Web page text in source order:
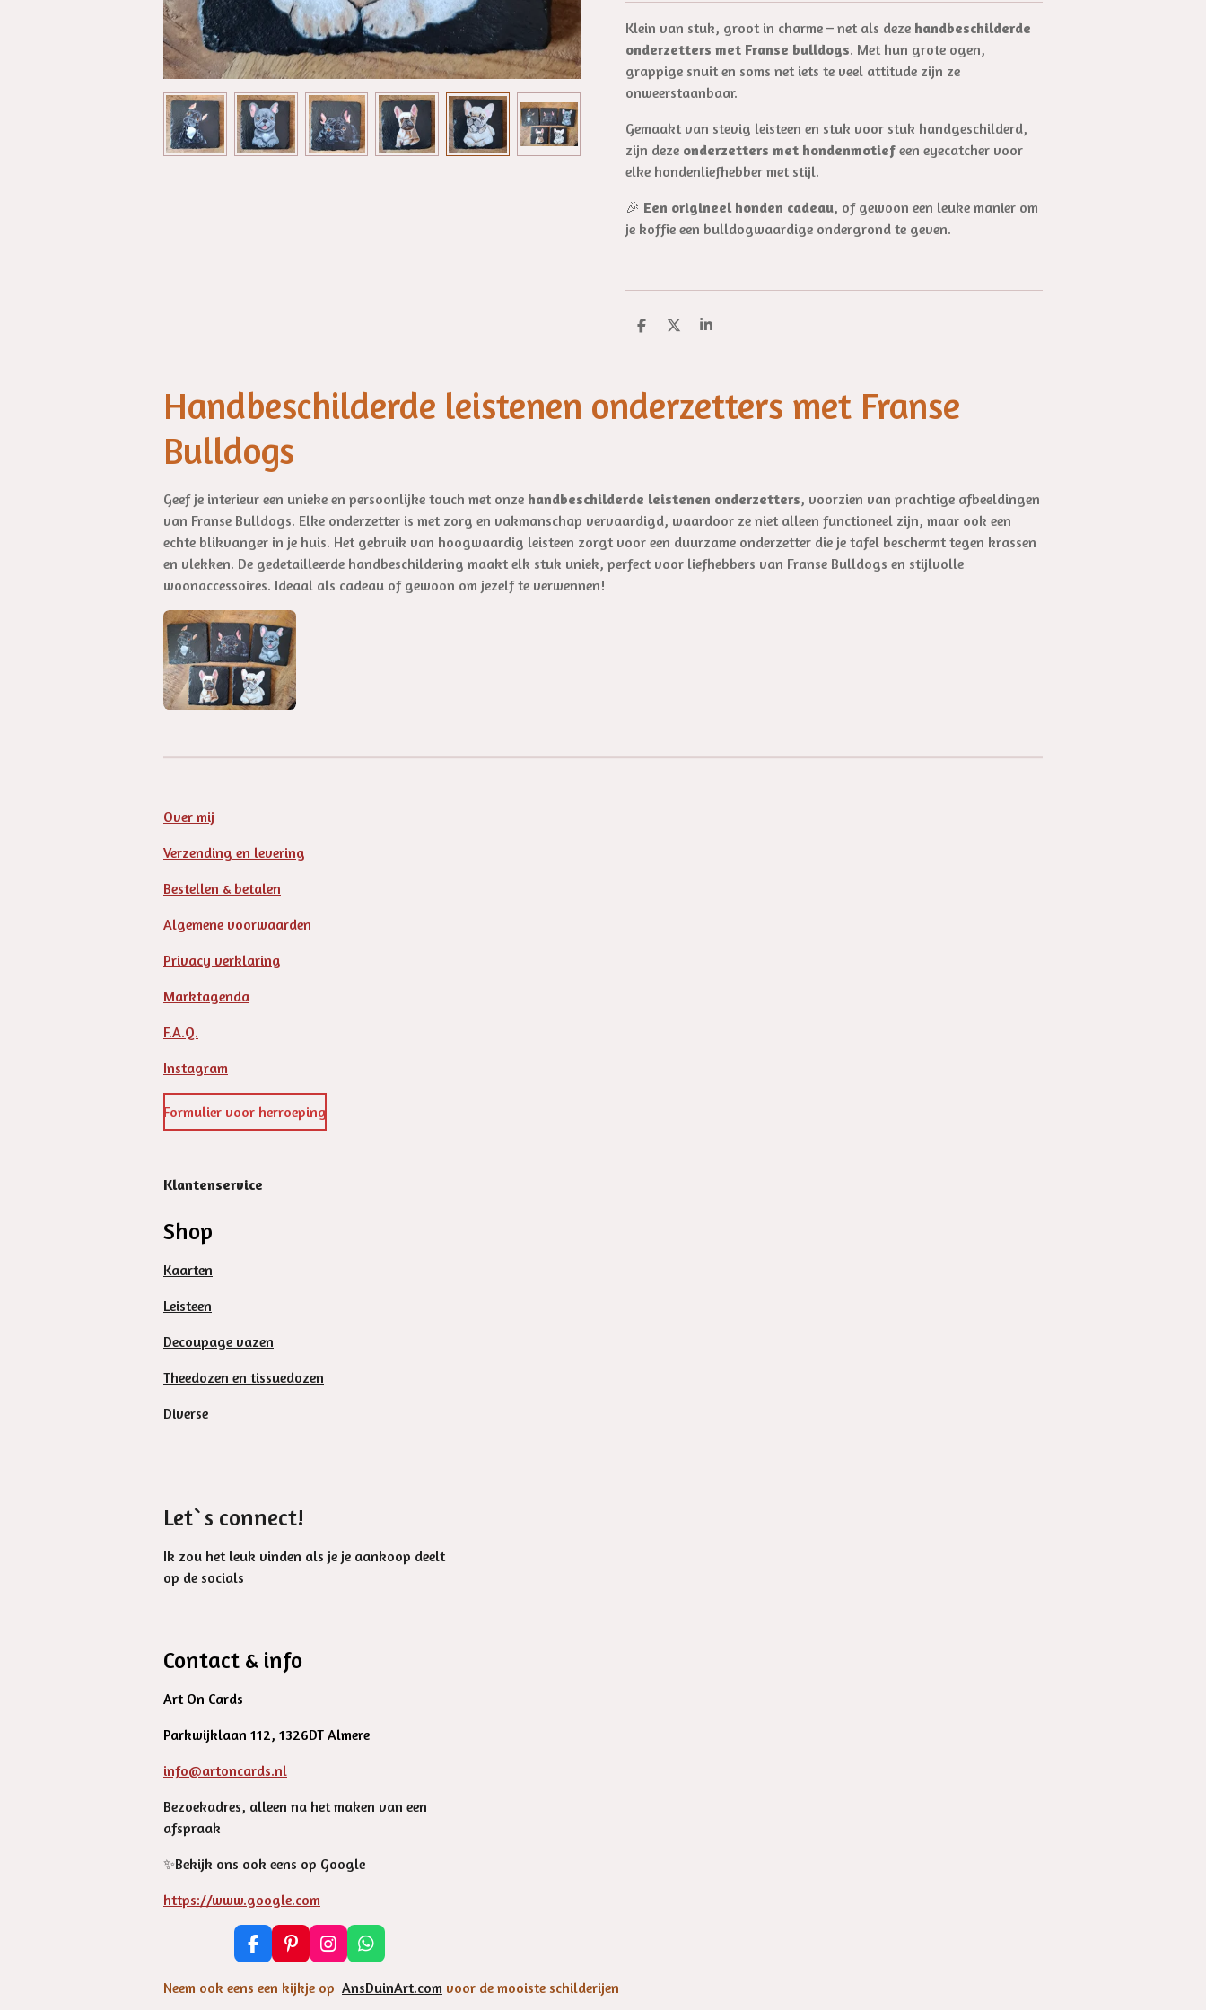
Klein van stuk, groot in charme – net als deze handbeschilderde
onderzetters met Franse bulldogs. Met hun grote ogen,
grappige snuit en soms net iets te veel attitude zijn ze
onweerstaanbaar.
Gemaakt van stevig leisteen en stuk voor stuk handgeschilderd,
zijn deze onderzetters met hondenmotief een eyecatcher voor
elke hondenliefhebber met stijl.
🎉 Een origineel honden cadeau, of gewoon een leuke manier om
je koffie een bulldogwaardige ondergrond te geven.
D
D
S
Handbeschilderde leistenen onderzetters met Franse
Bulldogs
Geef je interieur een unieke en persoonlijke touch met onze handbeschilderde leistenen onderzetters, voorzien van prachtige afbeeldingen
van Franse Bulldogs. Elke onderzetter is met zorg en vakmanschap vervaardigd, waardoor ze niet alleen functioneel zijn, maar ook een
echte blikvanger in je huis. Het gebruik van hoogwaardig leisteen zorgt voor een duurzame onderzetter die je tafel beschermt tegen krassen
en vlekken. De gedetailleerde handbeschildering maakt elk stuk uniek, perfect voor liefhebbers van Franse Bulldogs en stijlvolle
woonaccessoires. Ideaal als cadeau of gewoon om jezelf te verwennen!
Over mij
Verzending en levering
Bestellen & betalen
Algemene voorwaarden
Privacy verklaring
Marktagenda
F.A.Q.
Instagram
Formulier voor herroeping
Klantenservice
Shop
Kaarten
Leisteen
Decoupage vazen
Theedozen en tissuedozen
Diverse
Let`s connect!
Ik zou het leuk vinden als je je aankoop deelt
op de socials
Contact & info
Art On Cards
Parkwijklaan 112, 1326DT Almere
info@artoncards.nl
Bezoekadres, alleen na het maken van een
afspraak
✨️Bekijk ons ook eens op Google
https://www.google.com
F
a
c
P
i
n
t
I
n
s
t
W
h
a
Neem ook eens een kijkje op AnsDuinArt.com voor de mooiste schilderijen